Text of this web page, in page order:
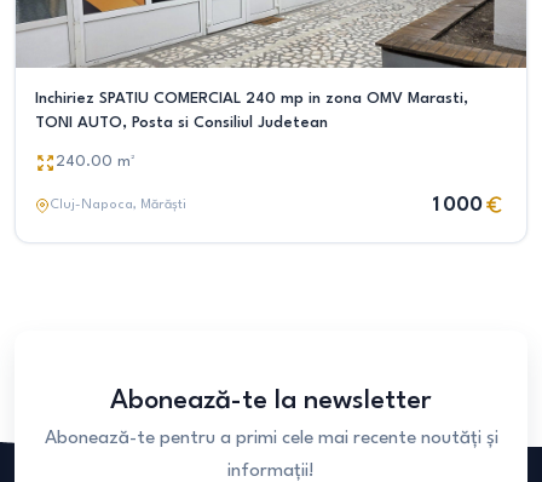
Inchiriez SPATIU COMERCIAL 240 mp in zona OMV Marasti,
TONI AUTO, Posta si Consiliul Judetean
240.00 m²
Cluj-Napoca, Mărăști 1 000
Abonează-te la newsletter
Abonează-te pentru a primi cele mai recente noutăți și
informații!